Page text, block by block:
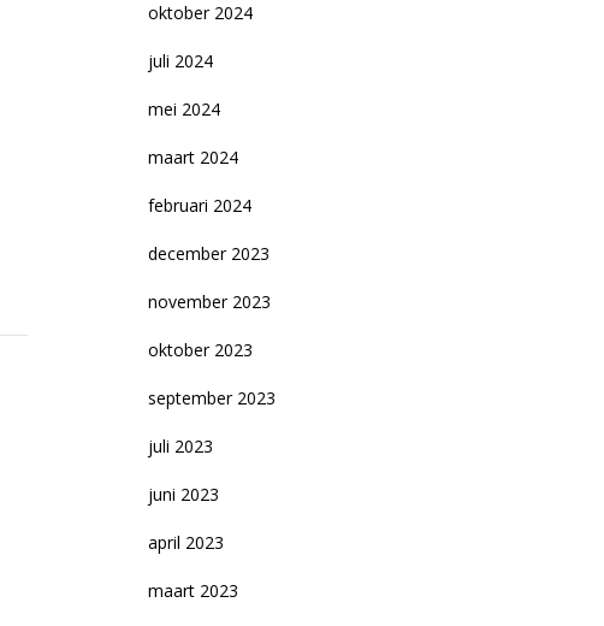
oktober 2024
juli 2024
mei 2024
maart 2024
februari 2024
december 2023
november 2023
oktober 2023
september 2023
juli 2023
juni 2023
april 2023
maart 2023